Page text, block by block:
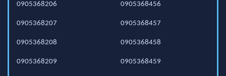
0905368206
0905368207
0905368208
0905368209
0905368456
0905368457
0905368458
0905368459